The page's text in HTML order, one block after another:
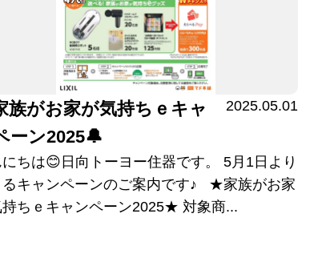
族がお家が気持ちｅキャ
ーン2025🔔
2025.05.01
にちは😊日向トーヨー住器です。 5月1日より
るキャンペーンのご案内です♪ ★家族がお家
持ちｅキャンペーン2025★ 対象商...